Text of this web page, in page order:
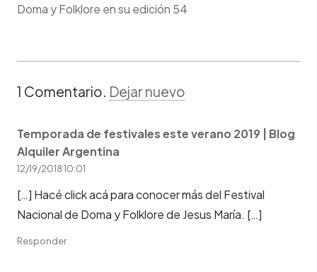
Doma y Folklore en su edición 54
1 Comentario. Dejar nuevo
Temporada de festivales este verano 2019 | Blog
Alquiler Argentina
12/19/2018 10:01
[…] Hacé click acá para conocer más del Festival
Nacional de Doma y Folklore de Jesus María. […]
Responder